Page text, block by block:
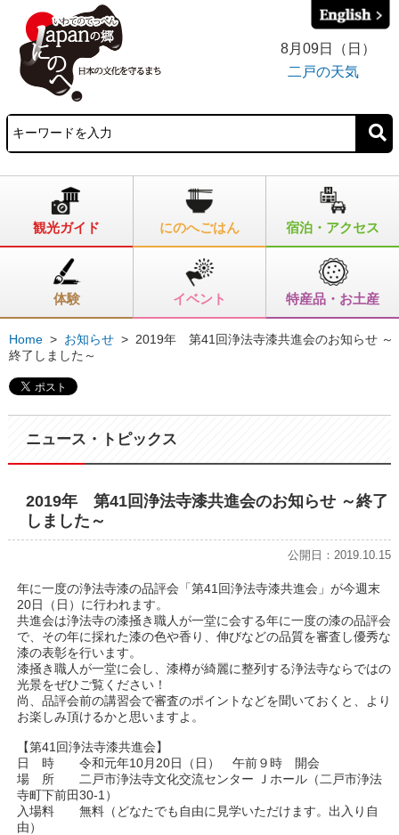
8月09日（日）
二戸の天気
観光ガイド にのへごはん 宿泊・アクセス
体験 イベント 特産品・お土産
Home > お知らせ > 2019年 第41回浄法寺漆共進会のお知らせ ～
終了しました～
ニュース・トピックス
2019年 第41回浄法寺漆共進会のお知らせ ～終了
しました～
公開日：2019.10.15
年に一度の浄法寺漆の品評会「第41回浄法寺漆共進会」が今週末
20日（日）に行われます。
共進会は浄法寺の漆掻き職人が一堂に会する年に一度の漆の品評会
で、その年に採れた漆の色や香り、伸びなどの品質を審査し優秀な
漆の表彰を行います。
漆掻き職人が一堂に会し、漆樽が綺麗に整列する浄法寺ならではの
光景をぜひご覧ください！
尚、品評会前の講習会で審査のポイントなどを聞いておくと、より
お楽しみ頂けるかと思いますよ。
【第41回浄法寺漆共進会】
日 時 令和元年10月20日（日） 午前９時 開会
場 所 二戸市浄法寺文化交流センター Ｊホール（二戸市浄法
寺町下前田30-1）
入場料 無料（どなたでも自由に見学いただけます。出入り自
由）